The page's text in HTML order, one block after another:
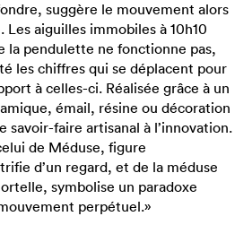
suggère le mouvement alors
aiguilles immobiles à 10h10
la pendulette ne fonctionne pas,
les chiffres qui se déplacent pour
à celles-ci. Réalisée grâce à un
émail, résine ou décoration
savoir-faire artisanal à l’innovation.
de Méduse, figure
d’un regard, et de la méduse
symbolise un paradoxe
perpétuel.»